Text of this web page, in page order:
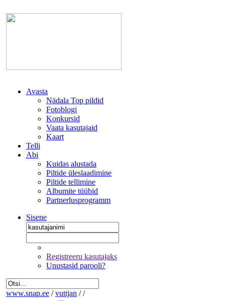
Avasta
Nädala Top pildid
Fotoblogi
Konkursid
Vaata kasutajaid
Kaart
Telli
Abi
Kuidas alustada
Piltide üleslaadimine
Piltide tellimine
Albumite tüübid
Partnerlusprogramm
Sisene
Registreeru kasutajaks
Unustasid parooli?
www.snap.ee / vuttjan / /